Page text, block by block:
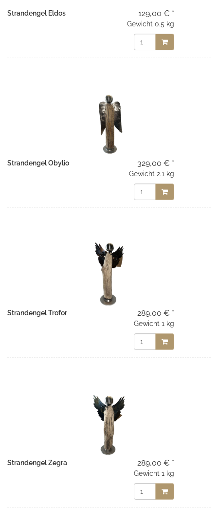
Strandengel Eldos 129,00 € *
Gewicht 0.5 kg
Strandengel Obylio 329,00 € *
Gewicht 2.1 kg
Strandengel Trofor 289,00 € *
Gewicht 1 kg
Strandengel Zegra 289,00 € *
Gewicht 1 kg